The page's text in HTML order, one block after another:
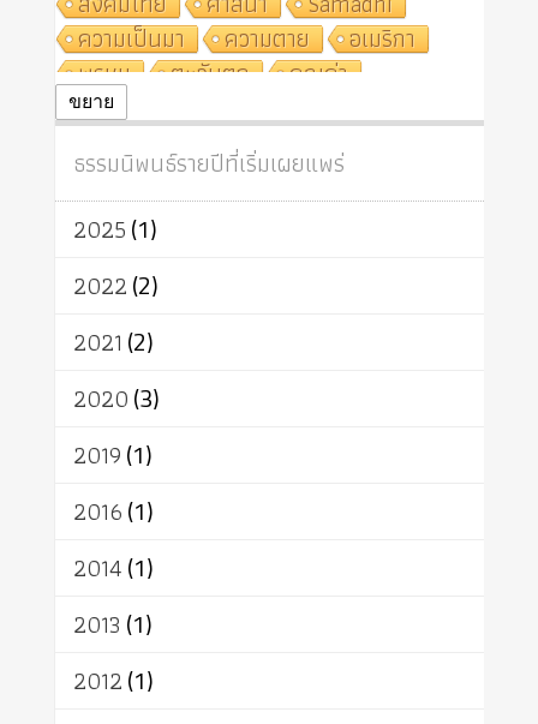
ความเป็นมา
ความตาย
อเมริกา
พรหม
ตะวันตก
คุณค่า
ปฏิจจสมุปบาท
ศาสนาประจำชาติ
อินเดีย
ผู้บริโภค
ธรรมาธิปไตย
จักร
การแยกรัฐกับศาสนา
ธรรมชาติ
เทคโนโลยี
สิทธิ
พุทธบริษัท
อัตถะ
เทวดา
ขยาย
ธรรมนิพนธ์รายปีที่เริ่มเผยแพร่
2025(1)
2022(2)
2021 (2)
2020(3)
2019(1)
2016(1)
2014(1)
2013 (1)
2012(1)